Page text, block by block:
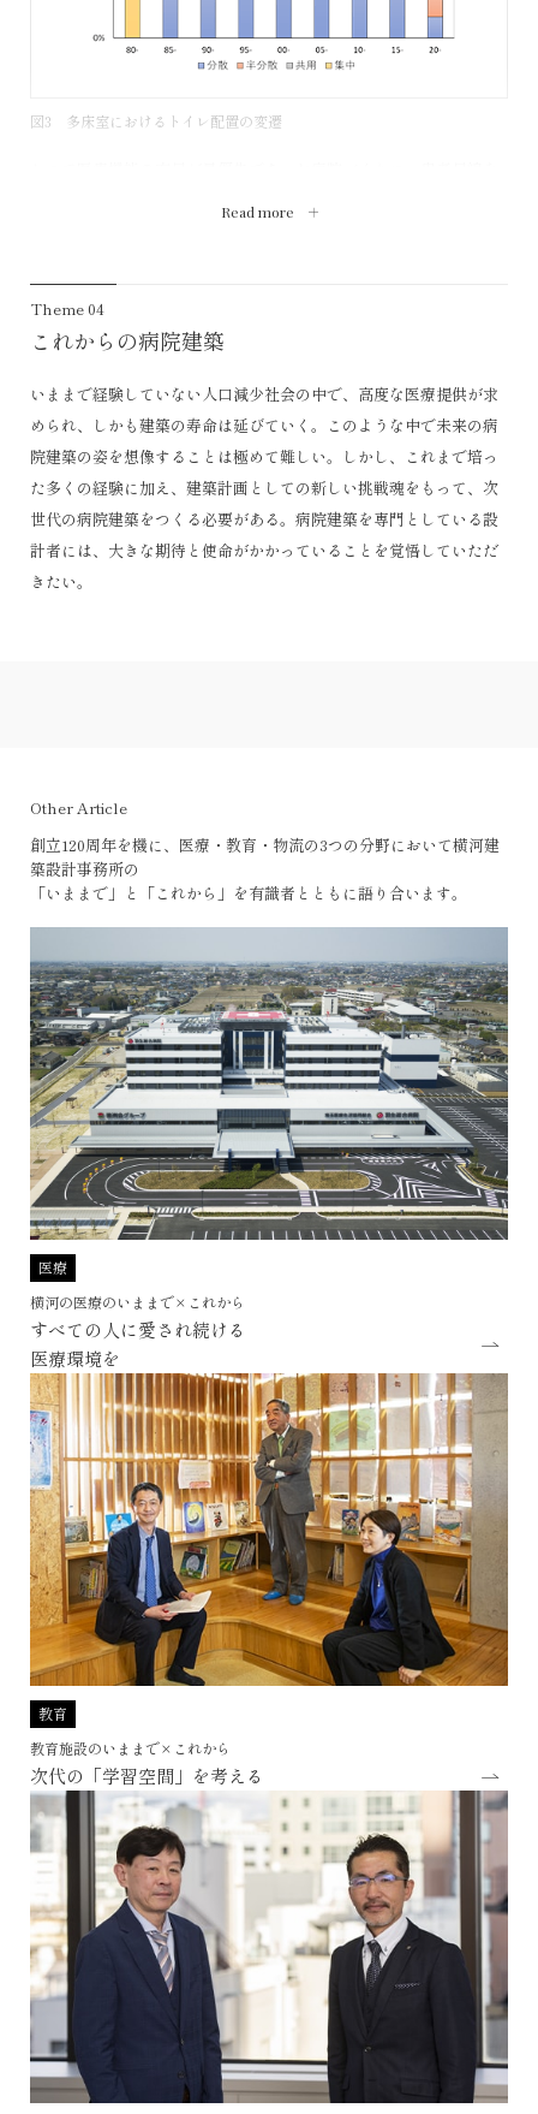
して他には市街から少し離れた県立中央病院と駅反対側に立地する
市立病院がある。
での生活の維持が急速にそがれることは明らかであろう。現地建替
図3 多床室におけるトイレ配置の変遷
かつて患者トイレは、病棟の中央に男女別にまとめて1ヶ所に設けら
れるのが普通であった（集中型）。そのため高齢者はもちろん術後
の若い患者も遠いトイレまで行くことができず、ベッド上での排泄
を余儀なくされていた。カーテンを引くとはいえ、他の患者のいる
中で排泄を強いられるのは、尊厳をないがしろにするものである
が、「病院だから仕方がない」と容認されてきた。「『這ってでも
トイレに行きたい』は患者の切実な願いであり、それを達成するに
はできるだけ近い位置にトイレを設けるべきである」、として多床
室ごとのトイレ附設が提案された（分散型）。この提案は徐々に受
ビスにつながるのか検討したい。
患者主体の病棟計画か治癒環境の創造へ
写真2 羽生総合病院
入院期間はますます短縮している。入浴できるくらいなら、急性期
病院に入院している必要はない。となると、急性期病棟は癒しの環
境づくりを超えて治癒空間に徹するべきだ、という考え方も今日的
であり近未来的だ。この概念の実施例を羽生総合病院（横河建築設
計事務所、写真2）に見ることができる。
1980年、神戸市立中央市民病院はアイコンタクト病棟と称して、ガ
ラス壁の病室で中央のNSを囲んだ。観察が容易で患者安全を守るに
は最も機能的であるとして、病院建築界で注目された。しかし、そ
の後この形式を模した病棟は現れなかった。おそらく当時は急性期
と言ってもかなり長い入院期間であり、その期間、常に看護師に見
張られているのは辛いという患者の反応があったからではないかと
推察する。
羽生総合病院は、1看護単位を二つのユニットに分け、30床程度のユ
ニットの中央に島型のNSを置き、周囲の病室を容易に観察できるも
のとなっている。入院期間が2週間を切る病院だからこそできたもの
であり、これからの急性期病棟の姿だと思う。これが治癒環境の姿
と言ってよい。
Read more
Theme 04
これからの病院建築
いままで経験していない人口減少社会の中で、高度な医療提供が求
められ、しかも建築の寿命は延びていく。このような中で未来の病
院建築の姿を想像することは極めて難しい。しかし、これまで培っ
た多くの経験に加え、建築計画としての新しい挑戦魂をもって、次
世代の病院建築をつくる必要がある。病院建築を専門としている設
計者には、大きな期待と使命がかかっていることを覚悟していただ
きたい。
Other Article
創立120周年を機に、医療・教育・物流の3つの分野において横河建
築設計事務所の
「いままで」と「これから」を有識者とともに語り合います。
医療
横河の医療のいままで×これから
すべての人に愛され続ける
医療環境を
教育
教育施設のいままで×これから
次代の「学習空間」を考える